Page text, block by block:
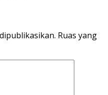
Ruas yang